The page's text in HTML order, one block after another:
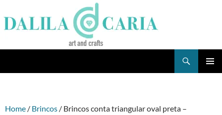
to
content
Home / Brincos / Brincos conta triangular oval preta –